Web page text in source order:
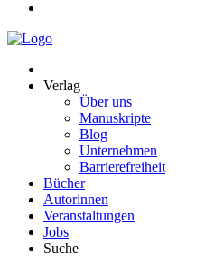
Neva
Verlag
Über uns
Manuskripte
Blog
Unternehmen
Barrierefreiheit
Bücher
Autorinnen
Veranstaltungen
Jobs
Suche